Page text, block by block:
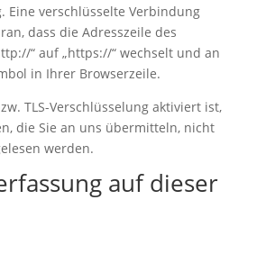
Eine verschlüsselte Verbindung
dass die Adresszeile des
“ auf „https://“ wechselt und an
in Ihrer Browserzeile.
TLS-Verschlüsselung aktiviert ist,
die Sie an uns übermitteln, nicht
werden.
auf dieser